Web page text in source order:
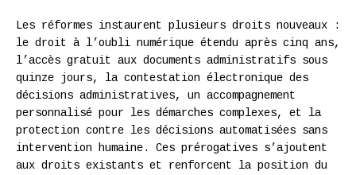
Les réformes instaurent plusieurs droits nouveaux :
le droit à l’oubli numérique étendu après cinq ans,
l’accès gratuit aux documents administratifs sous
quinze jours, la contestation électronique des
décisions administratives, un accompagnement
personnalisé pour les démarches complexes, et la
protection contre les décisions automatisées sans
intervention humaine. Ces prérogatives s’ajoutent
aux droits existants et renforcent la position du